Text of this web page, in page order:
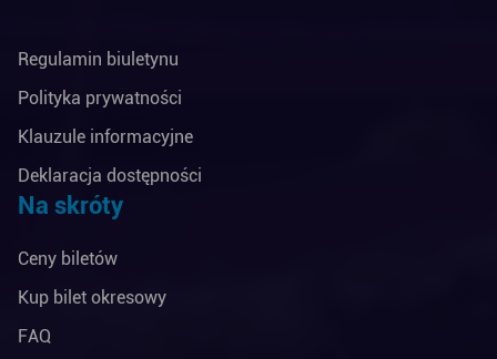
Regulamin biuletynu
Polityka prywatności
Klauzule informacyjne
Deklaracja dostępności
Na skróty
Ceny biletów
Kup bilet okresowy
FAQ